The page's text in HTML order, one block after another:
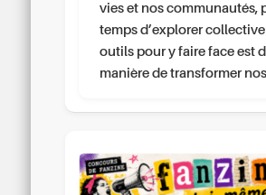
vies et nos communautés,
temps d’explorer
outils pour y faire face est
manière de transformer